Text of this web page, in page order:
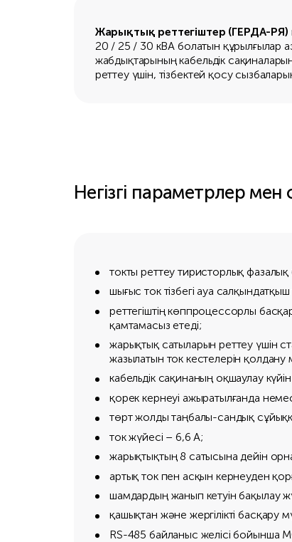
Жарықтық реттегіштер (ГЕРДА-РЯ)
20 / 25 / 30 кВА болатын құрылғылар
жабдықтарының кабельдік
реттеу үшін, тізбектей қосу
Негізгі параметрлер
токты реттеу тиристорлық фазалық
шығыс ток тізбегі ауа
реттегіштің көппроцессорлы
қамтамасыз етеді;
жарықтық сатыларын реттеу үшін
жазылатын ток кестелерін қолдану
кабельдік сақинаның оқшаулау күйін
қорек кернеуі ажыратылғанда
төрт жолды таңбалы-сандық
ток жүйесі – 6,6 A;
жарықтықтың 8 сатысына дейін
артық ток пен асқын кернеуден
шамдардың жанып кетуін бақылау
қашықтан және жергілікті басқару
RS-485 байланыс желісі бойынша